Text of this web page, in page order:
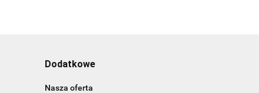
Dodatkowe
Nasza oferta